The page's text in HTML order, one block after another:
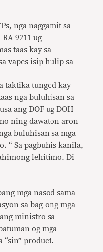
nga naggamit sa
9211 ug
taas kay sa
vapes isip hulip sa
taktika tungod kay
nga buluhisan sa
ang DOF ug DOH
ning dawaton aron
buluhisan sa mga
“ Sa pagbuhis kanila,
lehitimo. Di
mga nasod sama
sa bag-ong mga
ministro sa
og mga
“sin” product.